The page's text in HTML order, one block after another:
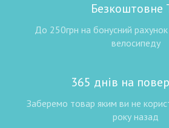
Безкоштовне
До 250грн на бонусний
велосипеду
365 днів на
Заберемо товар яким ви не
року назад